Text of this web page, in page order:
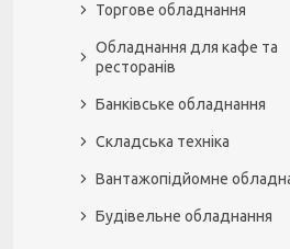
Торгове обладнання
Обладнання для кафе та
ресторанів
Банківське обладнання
Складська техніка
Вантажопідйомне
Будівельне обладнання